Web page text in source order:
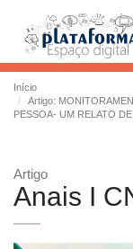
Início
Artigo:
PESSOA- UM RELATO
Artigo
Anais I